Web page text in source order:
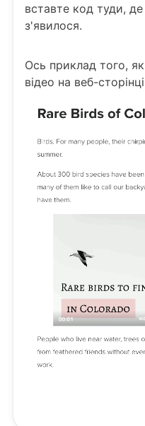
вставте код туди,
з'явилося.
Ось приклад того,
відео на веб-